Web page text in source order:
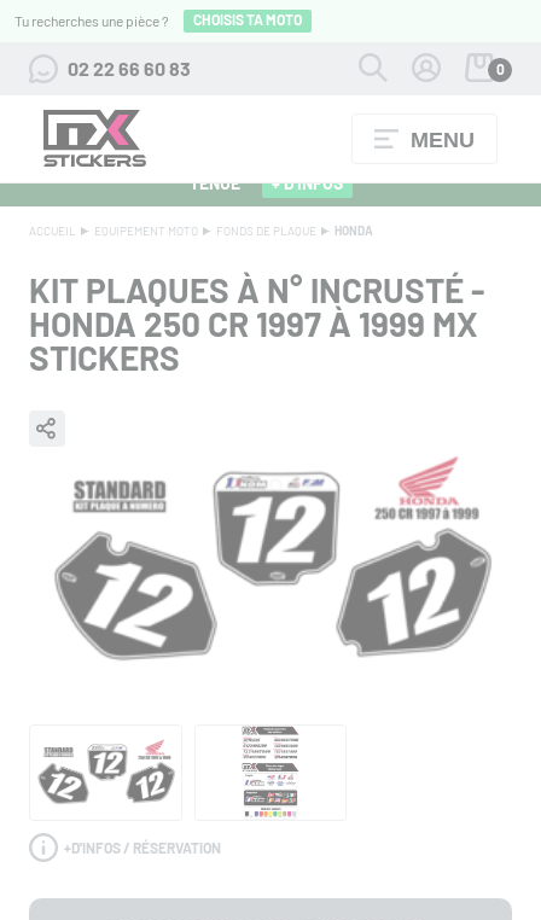
Tu recherches une pièce ? CHOISIS TA MOTO
02 22 66 60 83 0
MENU
ALPINESTARS 27 : FLOCAGE OFFERT POUR L'ACHAT D'UNE
TENUE
+ D'INFOS
ACCUEIL EQUIPEMENT MOTO FONDS DE PLAQUE HONDA
KIT PLAQUES À N° INCRUSTÉ -
HONDA 250 CR 1997 À 1999 MX
STICKERS
+D'INFOS / RÉSERVATION